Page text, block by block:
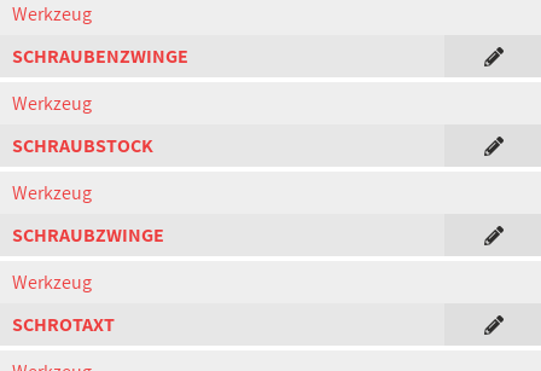
Werkzeug
SCHRAUBENZWINGE
Werkzeug
SCHRAUBSTOCK
Werkzeug
SCHRAUBZWINGE
Werkzeug
SCHROTAXT